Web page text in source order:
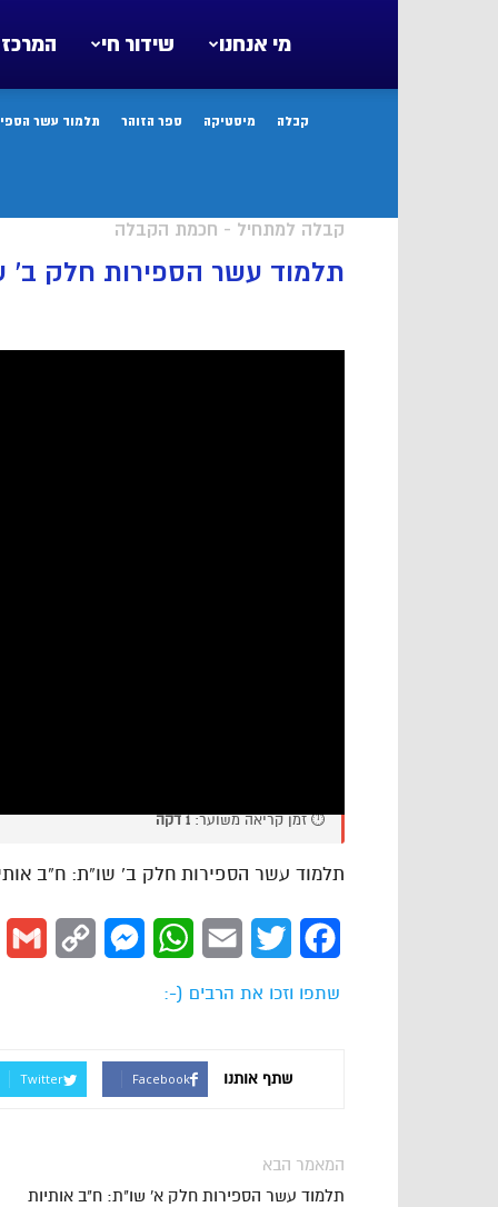
המרכז שידור חי מי אנחנו
קבלה מיסטיקה ספר הזוהר תלמוד עשר
קבלה למתחיל - חכמת הקבלה
תלמוד עשר הספירות חלק ב’
⏱️ זמן קריאה משוער:1 דקה
תלמוד עשר הספירות חלק ב’ שו”ת: ח”ב
Facebook
Twitter
Email
WhatsApp
Messenger
Copy
שתפו וזכו את הרבים (-:
שתף אותנו Facebook
Twitter
המאמר הבא
תלמוד עשר הספירות חלק א' שו"ת: ח"ב אותיות